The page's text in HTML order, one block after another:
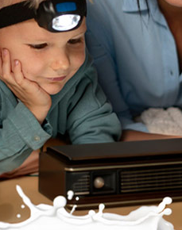
ZERO SUGAR 8PK
12 OZ